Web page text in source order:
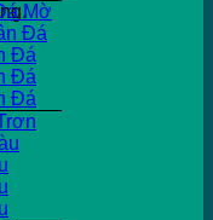
Mờ
Đá
Đá
Đá
Đá